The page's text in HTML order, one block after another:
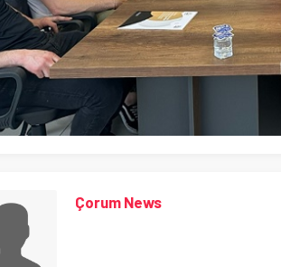
Çorum News